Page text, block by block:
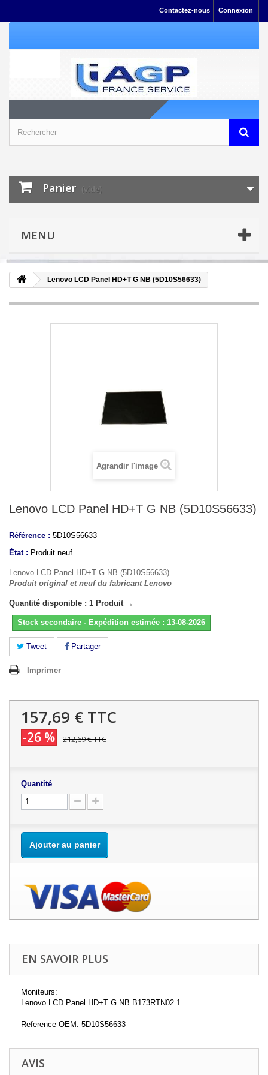
Connexion
Contactez-nous
Panier (vide)
MENU
Lenovo LCD Panel HD+T G NB (5D10S56633)
Agrandir l'image
Lenovo LCD Panel HD+T G NB (5D10S56633)
Référence : 5D10S56633
État : Produit neuf
Lenovo LCD Panel HD+T G NB (5D10S56633)
Produit original et neuf du fabricant Lenovo
Quantité disponible : 1 Produit →
Stock secondaire - Expédition estimée : 13-08-2026
Tweet Partager
Imprimer
157,69 € TTC
-26 % 212,69 €TTC
Quantité
Ajouter au panier
EN SAVOIR PLUS
Moniteurs:
Lenovo LCD Panel HD+T G NB B173RTN02.1
Reference OEM: 5D10S56633
AVIS